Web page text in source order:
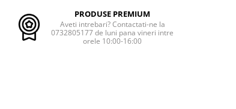
PRODUSE PREMIUM
Aveti intrebari? Contactati-ne la
0732805177 de luni pana vineri intre
orele 10:00-16:00